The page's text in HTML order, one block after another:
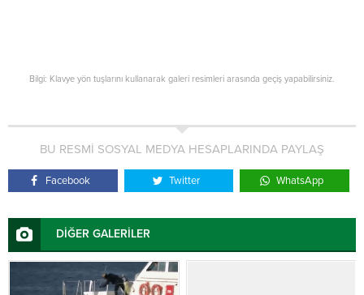
Bilgi: Klavye yön tuşlarını kullanarak galeri resimleri arasında geçiş yapabilirsiniz.
BU RESMİ SOSYAL MEDYA HESAPLARINDA PAYLAŞ
Facebook Twitter WhatsApp
DİĞER GALERİLER